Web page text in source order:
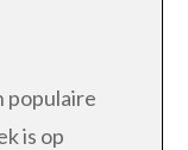
populaire
is op